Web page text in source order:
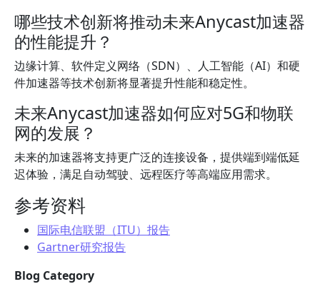
哪些技术创新将推动未来Anycast加速器
的性能提升？
边缘计算、软件定义网络（SDN）、人工智能（AI）和硬
件加速器等技术创新将显著提升性能和稳定性。
未来Anycast加速器如何应对5G和物联
网的发展？
未来的加速器将支持更广泛的连接设备，提供端到端低延
迟体验，满足自动驾驶、远程医疗等高端应用需求。
参考资料
国际电信联盟（ITU）报告
Gartner研究报告
Blog Category